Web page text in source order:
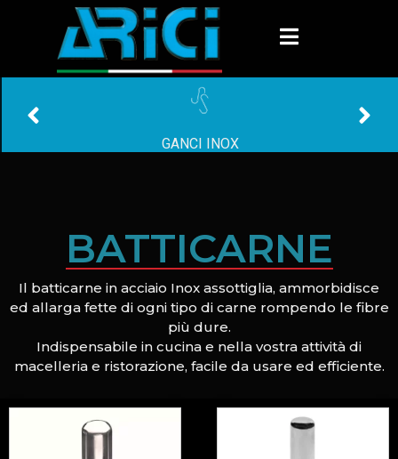
GANCI INOX
BATTICARNE
Il batticarne in acciaio Inox assottiglia, ammorbidisce
ed allarga fette di ogni tipo di carne rompendo le fibre
più dure.
Indispensabile in cucina e nella vostra attività di
macelleria e ristorazione, facile da usare ed efficiente.